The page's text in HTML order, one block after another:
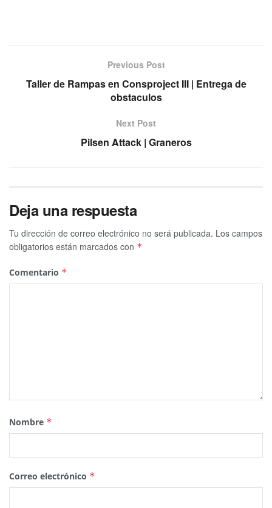
Previous Post
Taller de Rampas en Consproject III | Entrega de
obstaculos
Next Post
Pilsen Attack | Graneros
Deja una respuesta
Tu dirección de correo electrónico no será publicada. Los campos
obligatorios están marcados con *
Comentario *
Nombre *
Correo electrónico *